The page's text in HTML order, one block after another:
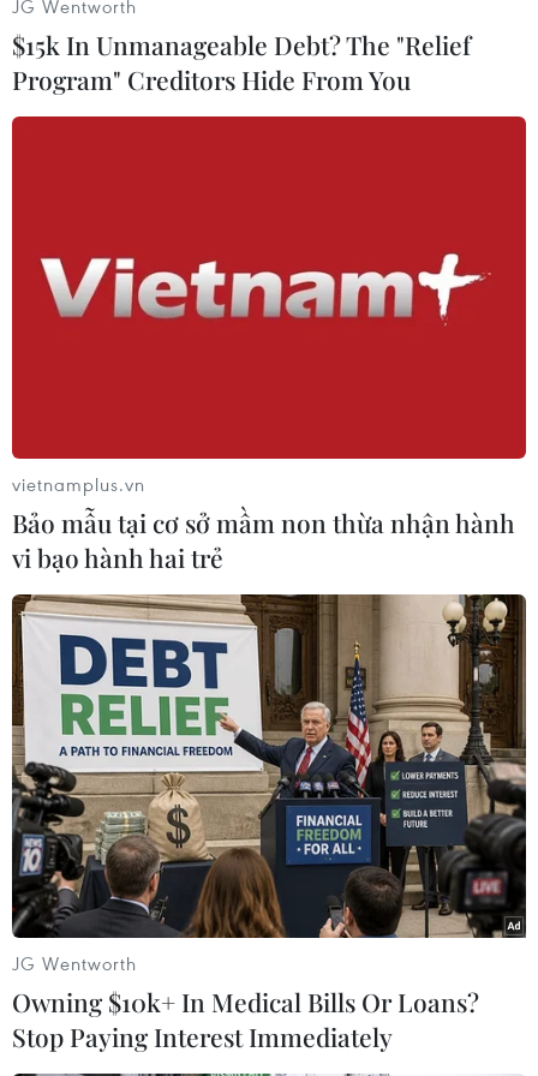
tới những kết quả không tồi cho RIM, khi giá cổ
phiếu của họ được nânggiá đáng kể so với lúc
trước./.
#Vodafone #RIM #BlackBerry
#Cổ phiếu
#Smartphone Anh
Theo dõi VietnamPlus
TIN CÙNG CHUYÊN MỤC
APIE Camp 2026: Kết nối sinh viên
Việt Nam với cộng đồng Internet
JG Wentworth
$15k In Unmanageable Debt? The "Relief
Program" Creditors Hide From You
vietnamplus.vn
Bảo mẫu tại cơ sở mầm non thừa nhận hành
vi bạo hành hai trẻ
JG Wentworth
Owning $10k+ In Medical Bills Or Loans?
Stop Paying Interest Immediately